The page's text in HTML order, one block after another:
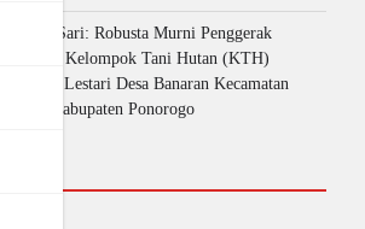
Kopi GoSari: Robusta Murni Penggerak
Ekonomi Kelompok Tani Hutan (KTH)
Nggayuh Lestari Desa Banaran Kecamatan
Pulung Kabupaten Ponorogo